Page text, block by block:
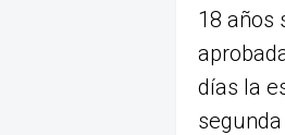
18 años
días la